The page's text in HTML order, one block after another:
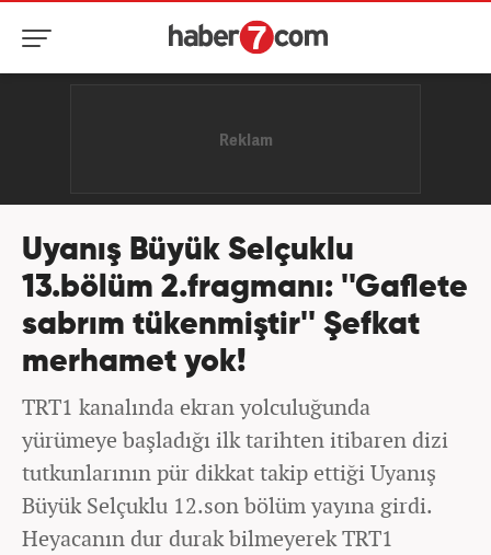
Uyanış Büyük Selçuklu
13.bölüm 2.fragmanı: ''Gaflete
sabrım tükenmiştir'' Şefkat
merhamet yok!
TRT1 kanalında ekran yolculuğunda
yürümeye başladığı ilk tarihten itibaren dizi
tutkunlarının pür dikkat takip ettiği Uyanış
Büyük Selçuklu 12.son bölüm yayına girdi.
Heyacanın dur durak bilmeyerek TRT1